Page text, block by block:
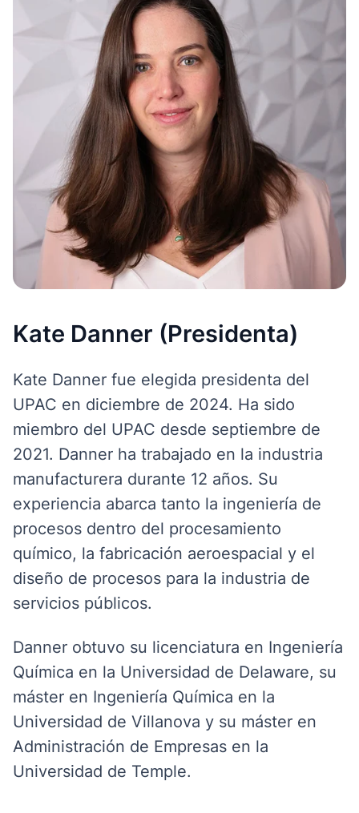
Kate Danner (Presidenta)
Kate Danner fue elegida presidenta del
UPAC en diciembre de 2024. Ha sido
miembro del UPAC desde septiembre de
2021. Danner ha trabajado en la industria
manufacturera durante 12 años. Su
experiencia abarca tanto la ingeniería de
procesos dentro del procesamiento
químico, la fabricación aeroespacial y el
diseño de procesos para la industria de
servicios públicos.
Danner obtuvo su licenciatura en Ingeniería
Química en la Universidad de Delaware, su
máster en Ingeniería Química en la
Universidad de Villanova y su máster en
Administración de Empresas en la
Universidad de Temple.